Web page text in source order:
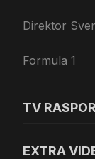
Direktor
Formula 1
TV
EXTRA